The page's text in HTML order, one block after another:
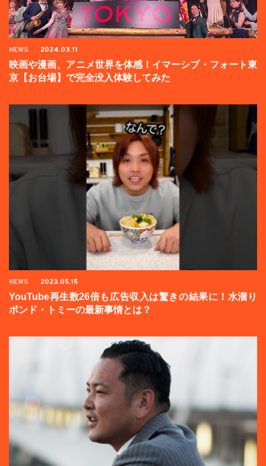
NEWS 2024.03.11
映画や漫画、アニメ世界を体感！イマーシブ・フォート東
京【お台場】で完全没入体験してみた
NEWS 2023.05.15
YouTube再生数26倍も広告収入は驚きの結果に！水溜り
ボンド・トミーの最新事情とは？